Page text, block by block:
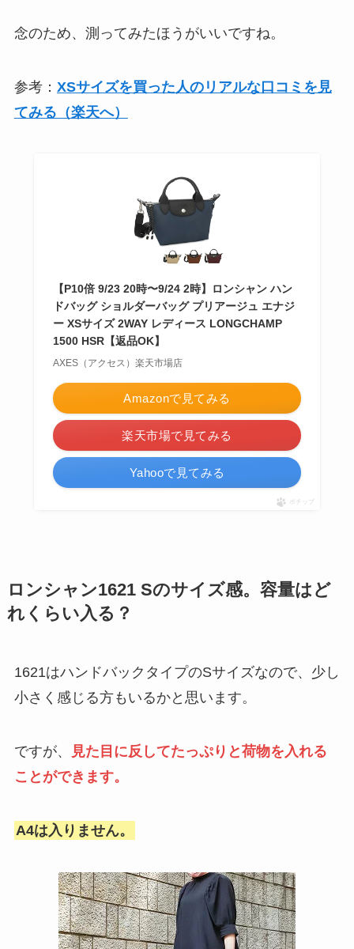
念のため、測ってみたほうがいいですね。
参考： XSサイズを買った人のリアルな口コミを見
てみる（楽天へ）
【P10倍 9/23 20時〜9/24 2時】ロンシャン ハン
ドバッグ ショルダーバッグ プリアージュ エナジ
ー XSサイズ 2WAY レディース LONGCHAMP
1500 HSR【返品OK】
AXES（アクセス）楽天市場店
Amazonで見てみる
楽天市場で見てみる
Yahooで見てみる
ポチップ
ロンシャン1621 Sのサイズ感。容量はど
れくらい入る？
1621はハンドバックタイプのSサイズなので、少し
小さく感じる方もいるかと思います。
ですが、
見た目に反してたっぷりと荷物を入れる
ことができます。
A4は入りません。